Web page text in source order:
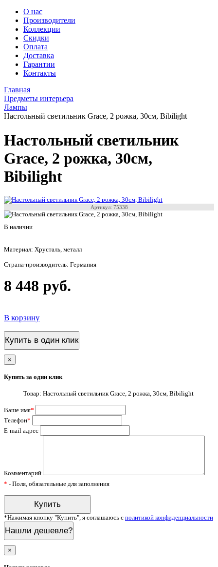
О нас
Производители
Коллекции
Скидки
Оплата
Доставка
Гарантии
Контакты
Главная
Предметы интерьера
Лампы
Настольный светильник Grace, 2 рожка, 30см, Bibilight
Настольный светильник
Grace, 2 рожка, 30см,
Bibilight
Артикул: 75338
В наличии
Материал: Хрусталь, металл
Страна-производитель: Германия
8 448 руб.
В корзину
Купить в один клик
×
Купить за один клик
Товар: Настольный светильник Grace, 2 рожка, 30см, Bibilight
Ваше имя*
Телефон*
E-mail адрес
Комментарий
* - Поля, обязательные для заполнения
*Нажимая кнопку "Купить", я соглашаюсь с политикой конфиденциальности
Нашли дешевле?
×